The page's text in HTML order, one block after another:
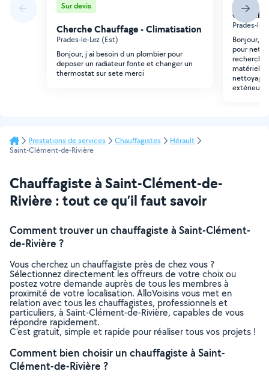
Sur devis
Cherche Chauffage - Climatisation
Prades-le-Lez (Est)
Bonjour, j ai besoin d un plombier pour
deposer un radiateur fonte et changer un
thermostat sur sete merci
Prades-le-
Bonjour,
pour
recherche
matériel
nettoyage
Prestations de services Chauffagistes
Hérault
Saint-Clément-de-Rivière
Chauffagiste à Saint-Clément-de-
Rivière : tout ce qu’il faut savoir
Comment trouver un chauffagiste à Saint-Clément-
de-Rivière ?
Vous cherchez un chauffagiste près de chez vous ?
Sélectionnez directement les offreurs de votre choix ou
postez votre demande auprès de tous les membres à
proximité de votre localisation. AlloVoisins vous met en
relation avec tous les chauffagistes, professionnels et
particuliers, à Saint-Clément-de-Rivière, capables de vous
répondre rapidement.
C’est gratuit, simple et rapide pour réaliser tous vos projets !
Comment bien choisir un chauffagiste à Saint-
Clément-de-Rivière ?